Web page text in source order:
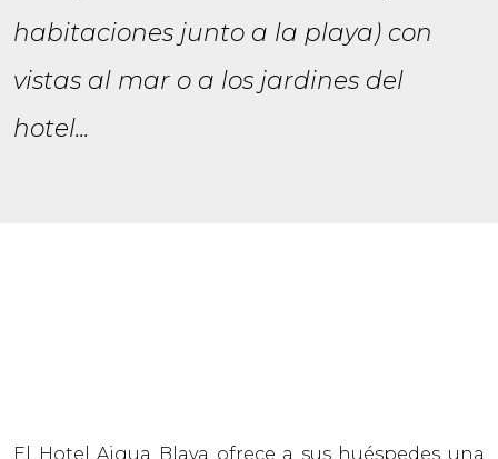
habitaciones junto a la playa) con
vistas al mar o a los jardines del
hotel...
El Hotel Aigua Blava ofrece a sus huéspedes una